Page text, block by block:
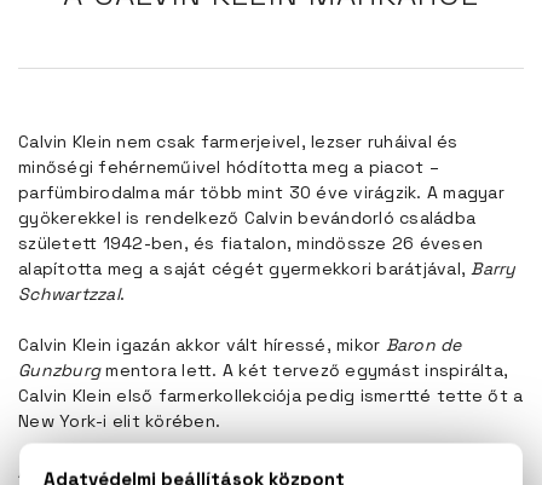
Calvin Klein nem csak farmerjeivel, lezser ruháival és
minőségi fehérneműivel hódította meg a piacot –
parfümbirodalma már több mint 30 éve virágzik. A magyar
gyökerekkel is rendelkező Calvin bevándorló családba
született 1942-ben, és fiatalon, mindössze 26 évesen
alapította meg a saját cégét gyermekkori barátjával,Barry
Schwartzzal.
Calvin Klein igazán akkor vált híressé, mikor Baron de
Gunzburgmentora lett. A két tervező egymást inspirálta,
Calvin Klein első farmerkollekciója pedig ismertté tette őt a
New York-i elit körében.
A CK brand ma már a casual divat egyik legismertebb